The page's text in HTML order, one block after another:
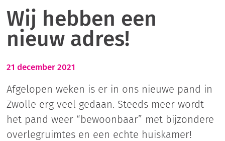
Wij hebben een
nieuw adres!
21 december 2021
Afgelopen weken is er in ons nieuwe pand in
Zwolle erg veel gedaan. Steeds meer wordt
het pand weer “bewoonbaar” met bijzondere
overlegruimtes en een echte huiskamer!